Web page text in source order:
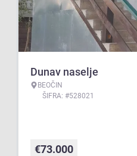
Dunav naselje
BEOČIN
ŠIFRA: #528021
€73.000